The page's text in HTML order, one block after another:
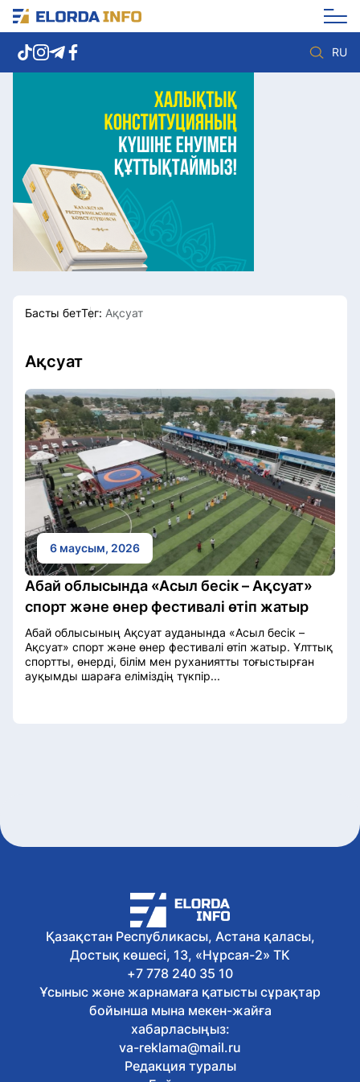
RU
Елорда жаңалықтары
Көзқарас
Саясат
Видео
Әлеумет
Экономика
Спорт
Мәдениет
Басты бетТег: Ақсуат
Ақсуат
6 маусым, 2026
Абай облысында «Асыл бесік – Ақсуат»
спорт және өнер фестивалі өтіп жатыр
Абай облысының Ақсуат ауданында «Асыл бесік –
Ақсуат» спорт және өнер фестивалі өтіп жатыр. Ұлттық
спортты, өнерді, білім мен руханиятты тоғыстырған
ауқымды шараға еліміздің түкпір...
Қазақстан Республикасы, Астана қаласы,
Достық көшесі, 13, «Нұрсая-2» ТК
+7 778 240 35 10
Ұсыныс және жарнамаға қатысты сұрақтар
бойынша мына мекен-жайға
хабарласыңыз:
va-reklama@mail.ru
Редакция туралы